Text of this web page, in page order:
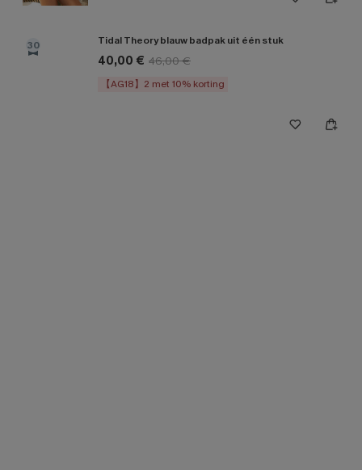
30 Tidal Theory blauw badpak uit één stuk
40,00 € 46,00 €
【AG18】2 met 10% korting